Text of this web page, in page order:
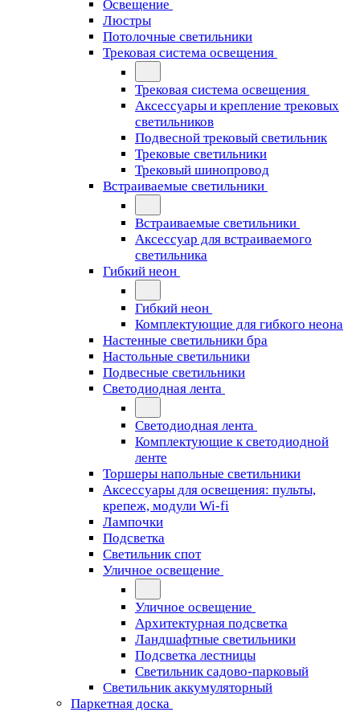
Освещение
Люстры
Потолочные светильники
Трековая система освещения
Трековая система освещения
Аксессуары и крепление трековых
светильников
Подвесной трековый светильник
Трековые светильники
Трековый шинопровод
Встраиваемые светильники
Встраиваемые светильники
Аксессуар для встраиваемого
светильника
Гибкий неон
Гибкий неон
Комплектующие для гибкого неона
Настенные светильники бра
Настольные светильники
Подвесные светильники
Светодиодная лента
Светодиодная лента
Комплектующие к светодиодной
ленте
Торшеры напольные светильники
Аксессуары для освещения: пульты,
крепеж, модули Wi-fi
Лампочки
Подсветка
Светильник спот
Уличное освещение
Уличное освещение
Архитектурная подсветка
Ландшафтные светильники
Подсветка лестницы
Светильник садово-парковый
Светильник аккумуляторный
Паркетная доска